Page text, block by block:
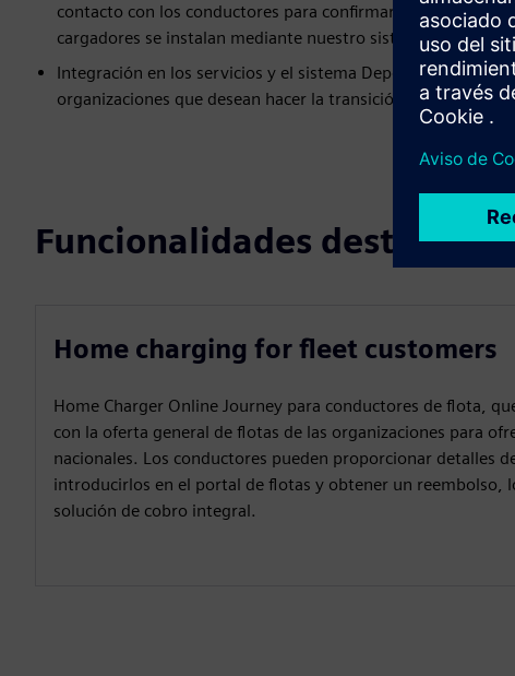
contacto con los conductores para confirmar todos los
cargadores se instalan mediante nuestro sistema
Integración en los servicios y el sistema Depot360 de
organizaciones que desean hacer la transición a los
Funcionalidades destacadas
Home charging for fleet customers
Home Charger Online Journey para conductores de flota,
con la oferta general de flotas de las organizaciones para
nacionales. Los conductores pueden proporcionar detalles
introducirlos en el portal de flotas y obtener un reembolso,
solución de cobro integral.